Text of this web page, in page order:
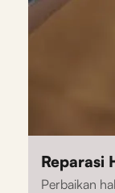
Reparasi
Perbaikan